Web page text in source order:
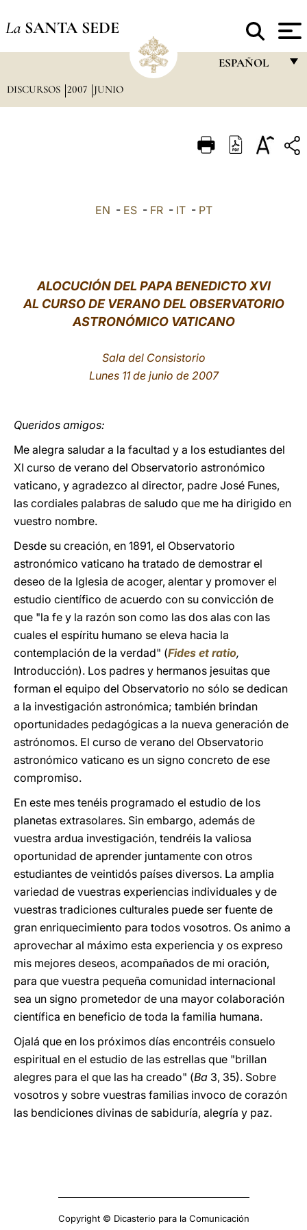
La SANTA SEDE
ESPAÑOL
ITALIANO
中文
LATINE
DISCURSOS 2007 JUNIO
EN - ES- FR- IT- PT
ALOCUCIÓN DEL PAPA BENEDICTO XVI
AL CURSO DE VERANO DEL OBSERVATORIO
ASTRONÓMICO VATICANO
Sala del Consistorio
Lunes 11 de junio de 2007
Queridos amigos:
Me alegra saludar a la facultad y a los estudiantes del
XI curso de verano del Observatorio astronómico
vaticano, y agradezco al director, padre José Funes,
las cordiales palabras de saludo que me ha dirigido en
vuestro nombre.
Desde su creación, en 1891, el Observatorio
astronómico vaticano ha tratado de demostrar el
deseo de la Iglesia de acoger, alentar y promover el
estudio científico de acuerdo con su convicción de
que "la fe y la razón son como las dos alas con las
cuales el espíritu humano se eleva hacia la
contemplación de la verdad" (Fides et ratio,
Introducción). Los padres y hermanos jesuitas que
forman el equipo del Observatorio no sólo se dedican
a la investigación astronómica; también brindan
oportunidades pedagógicas a la nueva generación de
astrónomos. El curso de verano del Observatorio
astronómico vaticano es un signo concreto de ese
compromiso.
En este mes tenéis programado el estudio de los
planetas extrasolares. Sin embargo, además de
vuestra ardua investigación, tendréis la valiosa
oportunidad de aprender juntamente con otros
estudiantes de veintidós países diversos. La amplia
variedad de vuestras experiencias individuales y de
vuestras tradiciones culturales puede ser fuente de
gran enriquecimiento para todos vosotros. Os animo a
aprovechar al máximo esta experiencia y os expreso
mis mejores deseos, acompañados de mi oración,
para que vuestra pequeña comunidad internacional
sea un signo prometedor de una mayor colaboración
científica en beneficio de toda la familia humana.
Ojalá que en los próximos días encontréis consuelo
espiritual en el estudio de las estrellas que "brillan
alegres para el que las ha creado" (Ba 3, 35). Sobre
vosotros y sobre vuestras familias invoco de corazón
las bendiciones divinas de sabiduría, alegría y paz.
Copyright © Dicasterio para la Comunicación